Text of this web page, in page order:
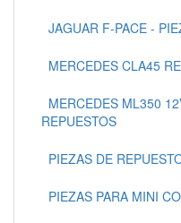
JAGUAR F-PACE -
MERCEDES CLA45
MERCEDES ML350
REPUESTOS
PIEZAS DE
PIEZAS PARA MINI